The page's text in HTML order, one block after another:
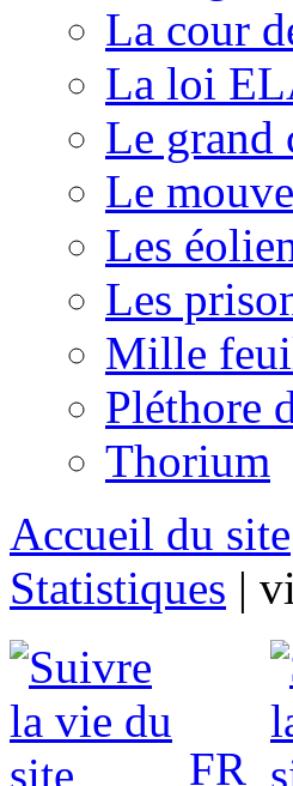
La cour
La loi
Le grand
Le
Les
Les
Mille
Pléthore
Thorium
Accueil du site
Statistiques |
FR